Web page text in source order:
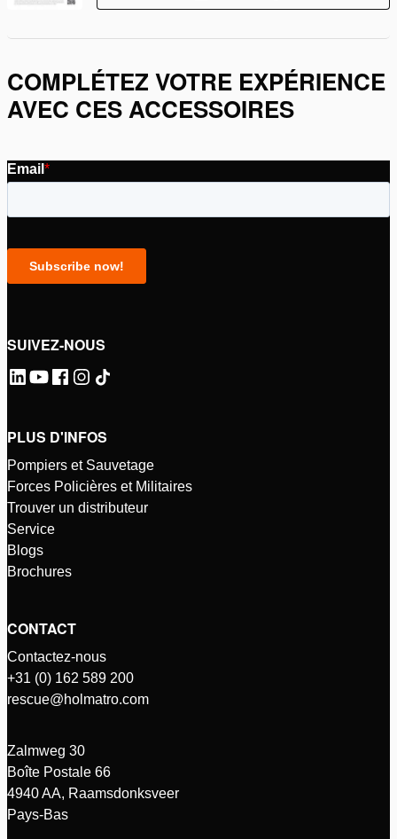
COMPLÉTEZ VOTRE EXPÉRIENCE
AVEC CES ACCESSOIRES
SUIVEZ-NOUS
PLUS D'INFOS
Pompiers et Sauvetage
Forces Policières et Militaires
Trouver un distributeur
Service
Blogs
Brochures
CONTACT
Contactez-nous
+31 (0) 162 589 200
rescue@holmatro.com
Zalmweg 30
Boîte Postale 66
4940 AA, Raamsdonksveer
Pays-Bas